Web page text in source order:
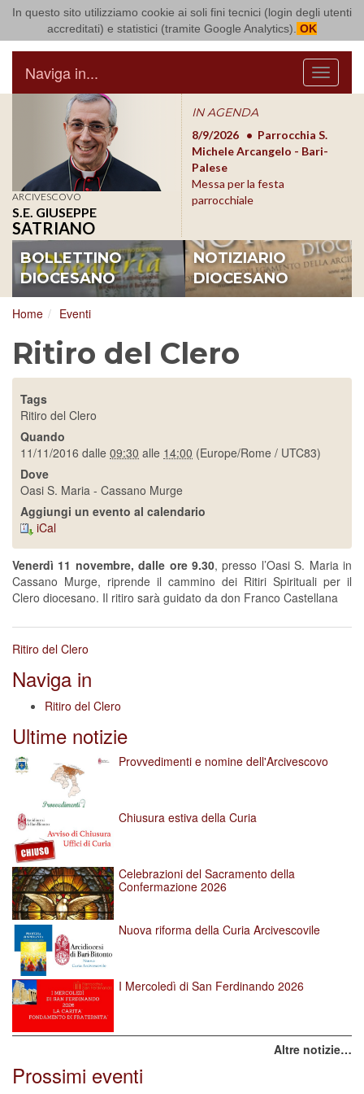
In questo sito utilizziamo cookie ai soli fini tecnici (login degli utenti
accreditati) e statistici (tramite Google Analytics). OK
Arcidiocesi di Bari Bitonto
Menu
Naviga in...
ARCIVESCOVO
S.E. GIUSEPPE
SATRIANO
IN AGENDA
8/17/2026
Conversano
Conferenza Episcopale
Pugliese
8/9/2026
Parrocchia S.
Michele Arcangelo - Bari-
Palese
Messa per la festa
parrocchiale
BOLLETTINO
DIOCESANO
NOTIZIARIO
DIOCESANO
Home Eventi
Ritiro del Clero
Tags
Ritiro del Clero
Quando
11/11/2016 dalle 09:30 alle 14:00 (Europe/Rome / UTC83)
Dove
Oasi S. Maria - Cassano Murge
Aggiungi un evento al calendario
iCal
Venerdì 11 novembre, dalle ore 9.30, presso l’Oasi S. Maria in
Cassano Murge, riprende il cammino dei Ritiri Spirituali per il
Clero diocesano. Il ritiro sarà guidato da don Franco Castellana
Ritiro del Clero
Naviga in
Ritiro del Clero
Ultime notizie
Provvedimenti e nomine dell'Arcivescovo
Chiusura estiva della Curia
Celebrazioni del Sacramento della
Confermazione 2026
Nuova riforma della Curia Arcivescovile
I Mercoledì di San Ferdinando 2026
Altre notizie…
Prossimi eventi